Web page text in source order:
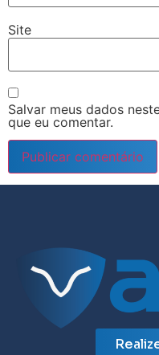
Site
Salvar meus dados
que eu comentar.